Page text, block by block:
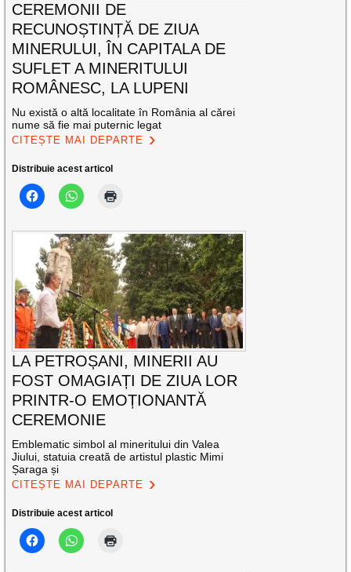
CEREMONII DE
RECUNOȘTINȚĂ DE ZIUA
MINERULUI, ÎN CAPITALA DE
SUFLET A MINERITULUI
ROMÂNESC, LA LUPENI
Nu există o altă localitate în România al cărei
nume să fie mai puternic legat
CITEȘTE MAI DEPARTE
Distribuie acest articol
LA PETROȘANI, MINERII AU
FOST OMAGIAȚI DE ZIUA LOR
PRINTR-O EMOȚIONANTĂ
CEREMONIE
Emblematic simbol al mineritului din Valea
Jiului, statuia creată de artistul plastic Mimi
Șaraga și
CITEȘTE MAI DEPARTE
Distribuie acest articol